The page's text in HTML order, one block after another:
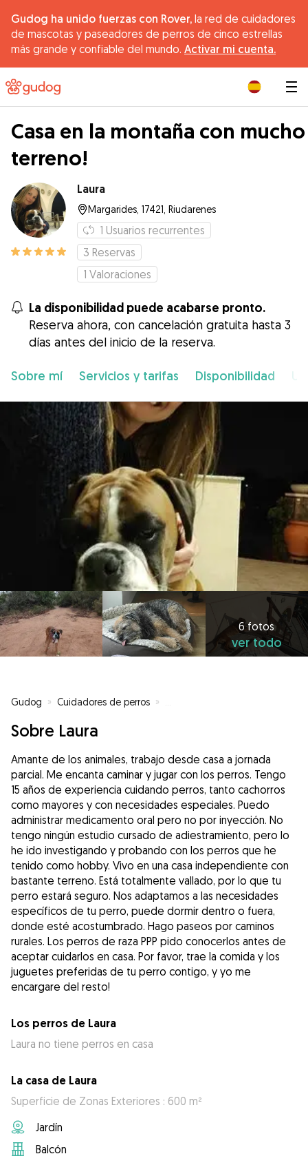
Gudog ha unido fuerzas con Rover, la red de cuidadores
de mascotas y paseadores de perros de cinco estrellas
más grande y confiable del mundo. Activar mi cuenta.
Casa en la montaña con mucho
terreno!
Laura
Margarides, 17421, Riudarenes
1 Usuarios recurrentes
3 Reservas
1 Valoraciones
La disponibilidad puede acabarse pronto.
Reserva ahora, con cancelación gratuita hasta 3
días antes del inicio de la reserva.
Sobre mí Servicios y tarifas Disponibilidad
6 fotos
ver todo
Gudog » Cuidadores de perros »
Sobre Laura
Amante de los animales, trabajo desde casa a jornada
parcial. Me encanta caminar y jugar con los perros. Tengo
15 años de experiencia cuidando perros, tanto cachorros
como mayores y con necesidades especiales. Puedo
administrar medicamento oral pero no por inyección. No
tengo ningún estudio cursado de adiestramiento, pero lo
he ido investigando y probando con los perros que he
tenido como hobby. Vivo en una casa independiente con
bastante terreno. Está totalmente vallado, por lo que tu
perro estará seguro. Nos adaptamos a las necesidades
específicos de tu perro, puede dormir dentro o fuera,
donde esté acostumbrado. Hago paseos por caminos
rurales. Los perros de raza PPP pido conocerlos antes de
aceptar cuidarlos en casa. Por favor, trae la comida y los
juguetes preferidas de tu perro contigo, y yo me
encargare del resto!
Los perros de Laura
Laura no tiene perros en casa
La casa de Laura
Superficie de Zonas Exteriores : 600 m²
Jardín
Balcón